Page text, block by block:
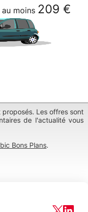
moins 209 €
Les offres sont
de l'actualité vous
Bons Plans.